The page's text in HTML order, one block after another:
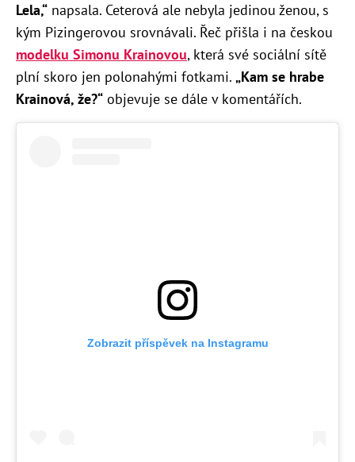
Lela,“ napsala. Ceterová ale nebyla jedinou ženou, s
kým Pizingerovou srovnávali. Řeč přišla i na českou
modelku Simonu Krainovou, která své sociální sítě
plní skoro jen polonahými fotkami. „Kam se hrabe
Krainová, že?“ objevuje se dále v komentářích.
Zobrazit příspěvek na Instagramu